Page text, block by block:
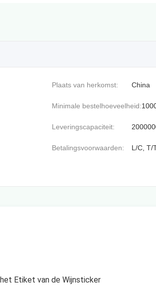
Plaats van herkomst: China
Minimale bestelhoeveelheid:
Leveringscapaciteit:
Betalingsvoorwaarden: L/C, T/
Etiket van de Wijnsticker